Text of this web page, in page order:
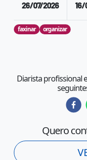
26/07/2026 16/
faxinar organizar
Diarista profissional
Quero